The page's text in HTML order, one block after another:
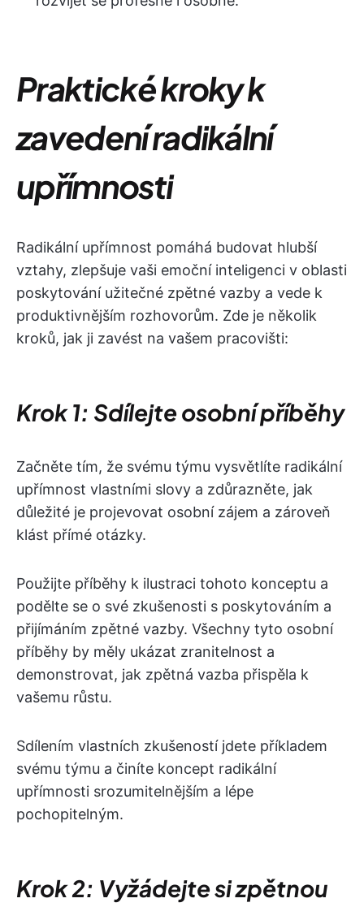
Praktické kroky k
zavedení radikální
upřímnosti
Radikální upřímnost pomáhá budovat hlubší
vztahy, zlepšuje vaši emoční inteligenci v oblasti
poskytování užitečné zpětné vazby a vede k
produktivnějším rozhovorům. Zde je několik
kroků, jak ji zavést na vašem pracovišti:
Krok 1: Sdílejte osobní příběhy
Začněte tím, že svému týmu vysvětlíte radikální
upřímnost vlastními slovy a zdůrazněte, jak
důležité je projevovat osobní zájem a zároveň
klást přímé otázky.
Použijte příběhy k ilustraci tohoto konceptu a
podělte se o své zkušenosti s poskytováním a
přijímáním zpětné vazby. Všechny tyto osobní
příběhy by měly ukázat zranitelnost a
demonstrovat, jak zpětná vazba přispěla k
vašemu růstu.
Sdílením vlastních zkušeností jdete příkladem
svému týmu a činíte koncept radikální
upřímnosti srozumitelnějším a lépe
pochopitelným.
Krok 2: Vyžádejte si zpětnou